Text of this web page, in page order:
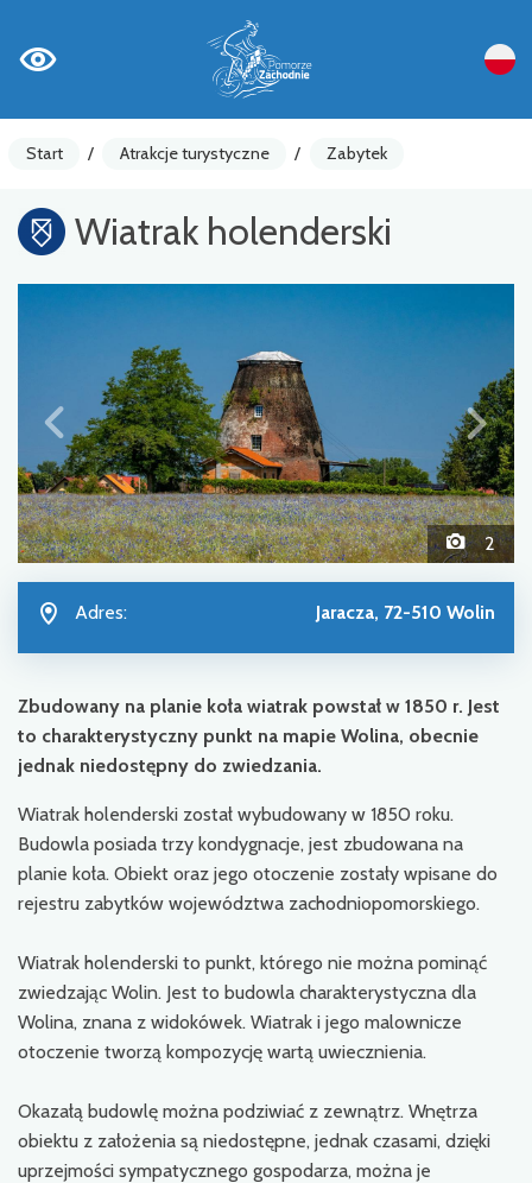
Start / Atrakcje turystyczne / Zabytek
Wiatrak holenderski
2
Adres: Jaracza, 72-510 Wolin
Zbudowany na planie koła wiatrak powstał w 1850 r. Jest
to charakterystyczny punkt na mapie Wolina, obecnie
jednak niedostępny do zwiedzania.
Wiatrak holenderski został wybudowany w 1850 roku.
Budowla posiada trzy kondygnacje, jest zbudowana na
planie koła. Obiekt oraz jego otoczenie zostały wpisane do
rejestru zabytków województwa zachodniopomorskiego.
Wiatrak holenderski to punkt, którego nie można pominąć
zwiedzając Wolin. Jest to budowla charakterystyczna dla
Wolina, znana z widokówek. Wiatrak i jego malownicze
otoczenie tworzą kompozycję wartą uwiecznienia.
Okazałą budowlę można podziwiać z zewnątrz. Wnętrza
obiektu z założenia są niedostępne, jednak czasami, dzięki
uprzejmości sympatycznego gospodarza, można je